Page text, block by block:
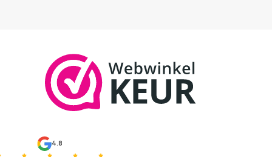
4.8